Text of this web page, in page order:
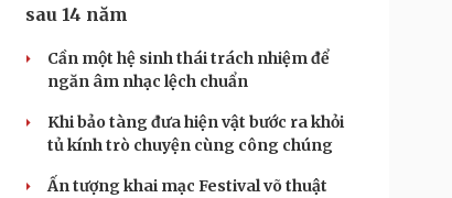
sau 14 năm
Cần một hệ sinh thái trách nhiệm để
ngăn âm nhạc lệch chuẩn
Khi bảo tàng đưa hiện vật bước ra khỏi
tủ kính trò chuyện cùng công chúng
Ấn tượng khai mạc Festival võ thuật